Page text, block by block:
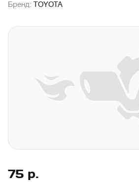
Бренд: TOYOTA
75 р.